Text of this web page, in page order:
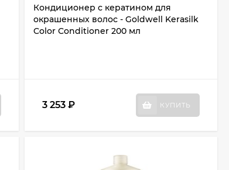
Кондиционер с кератином для
окрашенных волос - Goldwell Kerasilk
Color Conditioner 200 мл
3 253 ₽ КУПИТЬ